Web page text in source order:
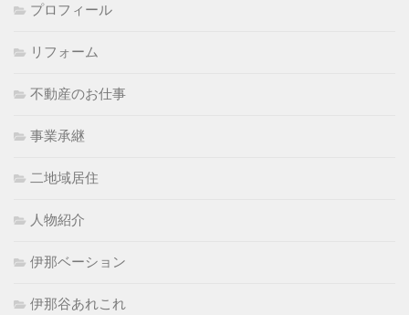
プロフィール
リフォーム
不動産のお仕事
事業承継
二地域居住
人物紹介
伊那ベーション
伊那谷あれこれ